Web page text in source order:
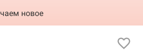
новое